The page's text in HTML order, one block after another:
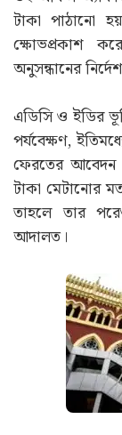
টাকা পাঠানো
ক্ষোভপ্রকাশ
অনুসন্ধানের
এডিসি ও ইডির
পর্যবেক্ষণ,
ফেরতের আবেদন
টাকা মেটানোর
তাহলে তার
আদালত।